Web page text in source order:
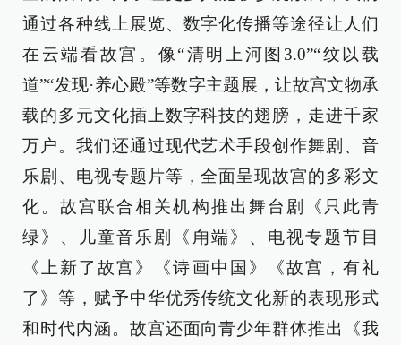
通过各种线上展览、数字化传播等途径让人们
在云端看故宫。像“清明上河图3.0”“纹以载
道”“发现·养心殿”等数字主题展，让故宫文物承
载的多元文化插上数字科技的翅膀，走进千家
万户。我们还通过现代艺术手段创作舞剧、音
乐剧、电视专题片等，全面呈现故宫的多彩文
化。故宫联合相关机构推出舞台剧《只此青
绿》、儿童音乐剧《甪端》、电视专题节目
《上新了故宫》《诗画中国》《故宫，有礼
了》等，赋予中华优秀传统文化新的表现形式
和时代内涵。故宫还面向青少年群体推出《我